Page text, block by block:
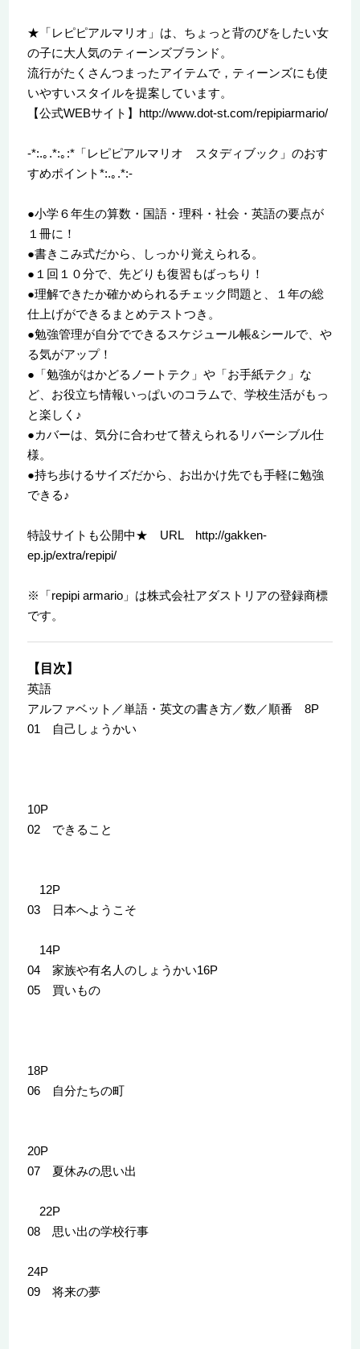
★「レピピアルマリオ」は、ちょっと背のびをしたい女
の子に大人気のティーンズブランド。
流行がたくさんつまったアイテムで，ティーンズにも使
いやすいスタイルを提案しています。
【公式WEBサイト】http://www.dot-st.com/repipiarmario/
-*:.｡.*:｡:*「レピピアルマリオ スタディブック」のおす
すめポイント*:.｡.*:-
●小学６年生の算数・国語・理科・社会・英語の要点が
１冊に！
●書きこみ式だから、しっかり覚えられる。
●１回１０分で、先どりも復習もばっちり！
●理解できたか確かめられるチェック問題と、１年の総
仕上げができるまとめテストつき。
●勉強管理が自分でできるスケジュール帳&シールで、や
る気がアップ！
●「勉強がはかどるノートテク」や「お手紙テク」な
ど、お役立ち情報いっぱいのコラムで、学校生活がもっ
と楽しく♪
●カバーは、気分に合わせて替えられるリバーシブル仕
様。
●持ち歩けるサイズだから、お出かけ先でも手軽に勉強
できる♪
特設サイトも公開中★ URL http://gakken-
ep.jp/extra/repipi/
※「repipi armario」は株式会社アダストリアの登録商標
です。
【目次】
英語
アルファベット／単語・英文の書き方／数／順番 8P
01 自己しょうかい
10P
02 できること
12P
03 日本へようこそ
14P
04 家族や有名人のしょうかい16P
05 買いもの
18P
06 自分たちの町
20P
07 夏休みの思い出
22P
08 思い出の学校行事
24P
09 将来の夢